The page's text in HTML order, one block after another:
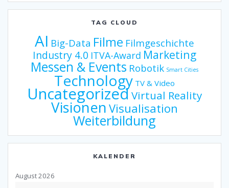
TAG CLOUD
AI Big-Data Filme Filmgeschichte
Industry 4.0 ITVA-Award Marketing
Messen & Events Robotik Smart Cities
Technology TV & Video
UncategorizedVirtual Reality
Visionen Visualisation
Weiterbildung
KALENDER
August 2026